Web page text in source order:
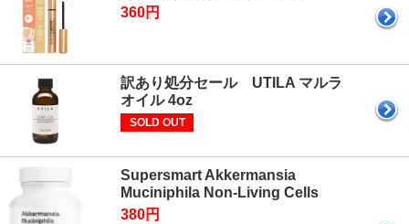
360円
訳あり処分セール UTILA マルラ
オイル 4oz
SOLD OUT
Supersmart Akkermansia
Muciniphila Non-Living Cells
380円